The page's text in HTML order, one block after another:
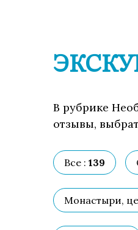
В рубрике
отзывы,
Все : 139
Монастыри,